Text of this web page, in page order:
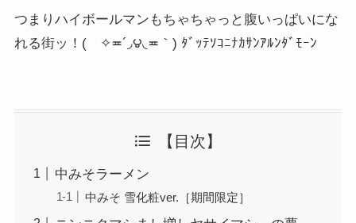
つまりハイボールマンもちゃちゃっと腹いっぱいにな
れる街ッ！( ✧≖´◞౪◟≖｀) ﾀﾞｯﾃｿｺﾆﾅｶｻﾝｱﾙﾝﾀﾞﾓｰﾝ
【目次】
中みそラーメン
中みそ 雪化粧ver.［期間限定］